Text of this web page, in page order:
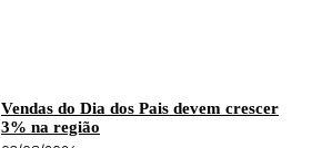
Vendas do Dia dos Pais devem crescer
3% na região